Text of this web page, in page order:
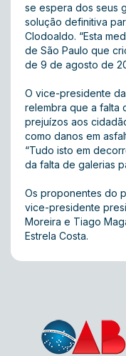
se espera dos seus
solução definitiva
Clodoaldo. “Esta
de São Paulo que
de 9 de agosto de
O vice-presidente
relembra que a falta
prejuízos aos
como danos em
“Tudo isto em
da falta de galerias
Os proponentes do
vice-presidente
Moreira e Tiago
Estrela Costa.